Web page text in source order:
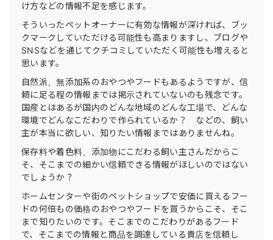
け方などの情報不足を感じます。
そういったペットオーナーに有効な情報が深ければ、ブッ
クマークしていただける可能性も高まりますし、ブログや
SNSなどを通じてクチコミしていただく可能性も増えると
思います。
自然派、無添加系のおやつやフードもあるようですが、信
頼に足る程の情報までは掲示されていないのも残念です。
国産とはあるが国内のどんな地域のどんな工場で、どんな
環境でどんなこだわりで作られているか？ などの、飼い
主が本当に欲しい、知りたい情報まではありませんね。
保存料や着色料、添加物にこだわる飼い主さんだからこ
そ、そこまでの細かい信頼できる情報がほしいのではない
でしょうか？
ホームセンターや街のペットショップで安価に買えるフー
ドの何倍もの価格のおやつやフードを買うからこそ、そこ
まで知りたいのです。そこまでのこだわりがあるフード
で、そこまでの情報と商品を調達している貴店を信頼し